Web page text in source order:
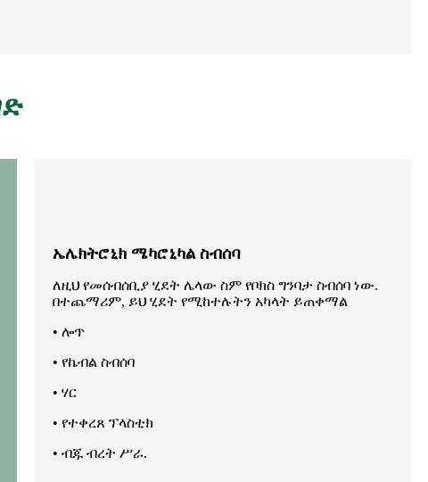
ኤሌክትሮኒክ ሜካሮኒካል ስብሰባ
ለዚህ የመሰብሰቢያ ሂደት ሌላው ስም የቦክስ ግንባታ ስብሰባ ነው.
በተጨማሪም, ይህ ሂደት የሚከተሉትን አካላት ይጠቀማል
• ሎጥ
• የኬብል ስብሰባ
• ሃር
• የተቀረጸ ፕላስቲክ
• ብጁ ብረት ሥራ.